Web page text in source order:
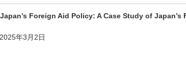
Foreign Aid Policy: A Case Study of
年3月2日